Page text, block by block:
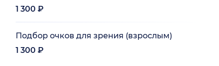
1 300 ₽
Подбор очков для зрения (взрослым)
1 300 ₽